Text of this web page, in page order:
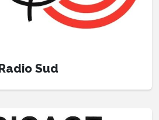
Radio Sud